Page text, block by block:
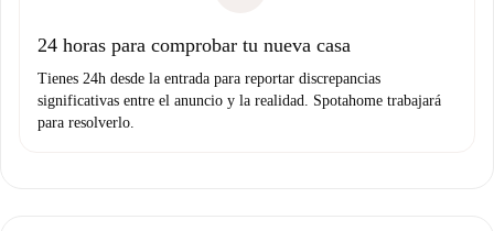
24 horas para comprobar tu nueva casa
Tienes 24h desde la entrada para reportar discrepancias
significativas entre el anuncio y la realidad. Spotahome trabajará
para resolverlo.